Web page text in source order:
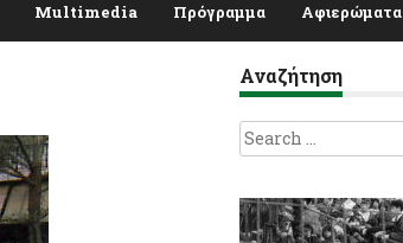
Multimedia Πρόγραμμα Αφιερώματα
Αναζήτηση
Search
for: